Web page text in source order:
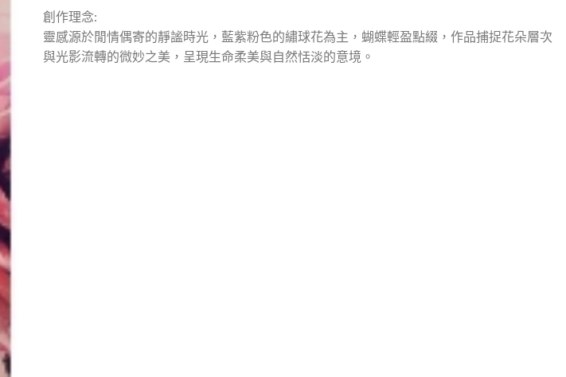
創作理念:
靈感源於閒情偶寄的靜謐時光，藍紫粉色的繡球花為主，蝴蝶輕盈點綴，作品捕捉花朵層次
與光影流轉的微妙之美，呈現生命柔美與自然恬淡的意境。